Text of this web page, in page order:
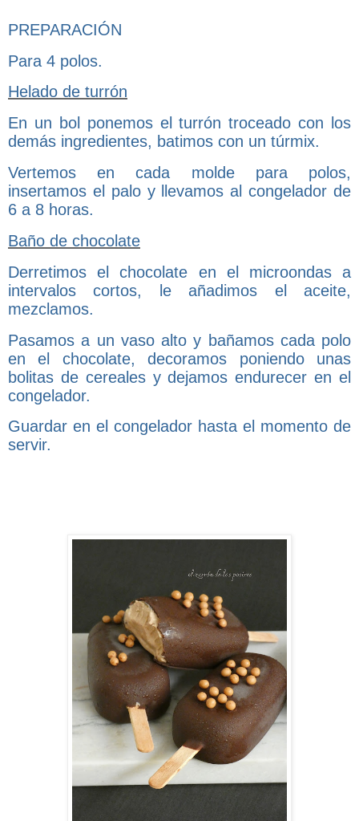
PREPARACIÓN
Para 4 polos.
Helado de turrón
En un bol ponemos el turrón troceado con los
demás ingredientes, batimos con un túrmix.
Vertemos en cada molde para polos,
insertamos el palo y llevamos al congelador de
6 a 8 horas.
Baño de chocolate
Derretimos el chocolate en el microondas a
intervalos cortos, le añadimos el aceite,
mezclamos.
Pasamos a un vaso alto y bañamos cada polo
en el chocolate, decoramos poniendo unas
bolitas de cerealesydejamos endurecer en el
congelador.
Guardar en el congelador hasta el momento de
servir.